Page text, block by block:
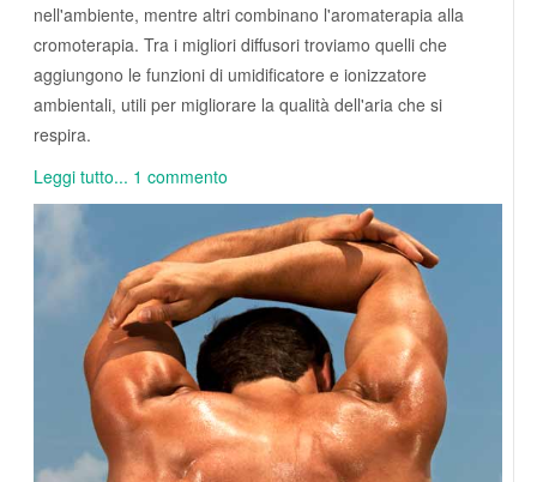
nell'ambiente, mentre altri combinano l'aromaterapia alla
cromoterapia. Tra i migliori diffusori troviamo quelli che
aggiungono le funzioni di umidificatore e ionizzatore
ambientali, utili per migliorare la qualità dell'aria che si
respira.
Leggi tutto... 1 commento